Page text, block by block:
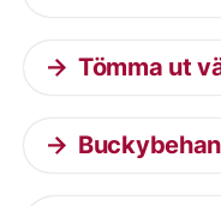
Tömma ut